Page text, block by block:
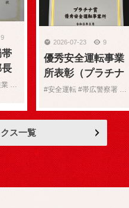
9
#北海道開発局 #農業 #表彰
2026-07-23 9
優秀安全運転事業
所表彰（プラチナ
賞）受賞
ス一覧